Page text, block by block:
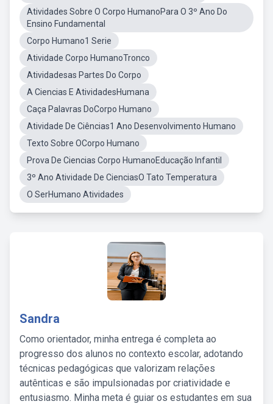
Atividades Sobre O Corpo HumanoPara O 3º Ano Do
Ensino Fundamental
Corpo Humano1 Serie
Atividade Corpo HumanoTronco
Atividadesas Partes Do Corpo
A Ciencias E AtividadesHumana
Caça Palavras DoCorpo Humano
Atividade De Ciências1 Ano Desenvolvimento Humano
Texto Sobre OCorpo Humano
Prova De Ciencias Corpo HumanoEducação Infantil
3º Ano Atividade De CienciasO Tato Temperatura
O SerHumano Atividades
Sandra
Como orientador, minha entrega é completa ao
progresso dos alunos no contexto escolar, adotando
técnicas pedagógicas que valorizam relações
autênticas e são impulsionadas por criatividade e
entusiasmo. Minha meta é guiar os estudantes em sua